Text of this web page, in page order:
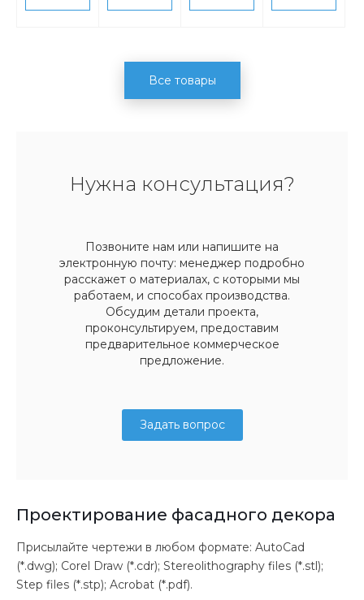
Все товары
Нужна консультация?
Позвоните нам или напишите на
электронную почту: менеджер подробно
расскажет о материалах, с которыми мы
работаем, и способах производства.
Обсудим детали проекта,
проконсультируем, предоставим
предварительное коммерческое
предложение.
Задать вопрос
Проектирование фасадного декора
Присылайте чертежи в любом формате: AutoCad
(*.dwg); Corel Draw (*.cdr); Stereolithography files (*.stl);
Step files (*.stp); Acrobat (*.pdf).